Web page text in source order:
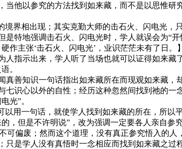
他以参究的方法找到如来藏，而不是以思惟研
相出现；其实克勤大师的击石火、闪电光，
特地强调击石火、闪电光时，学人就误会为“
主张‘击石火、闪电光’，业识茫茫未有了日。
指示出来，学人听了当场也就可以证得如来藏
。
善知识一句话指出如来藏所在而现观如来藏，
识心以外的自性；经历这种忽然间找到祂的一
光”。
用一句话，就使学人找到如来藏的所在，所以
，但是不许明说”，改为强调一定要各人亲自参
偏废；然而这个道理，没有真正参究悟入的人
学人没有真悟时一念相应而找到如来藏之过